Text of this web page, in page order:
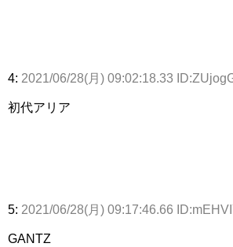
4: 2021/06/28(月) 09:02:18.33
初代アリア
5: 2021/06/28(月) 09:17:46.66
GANTZ